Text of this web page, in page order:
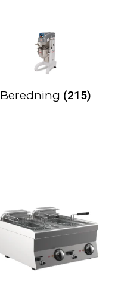
Beredning (215)